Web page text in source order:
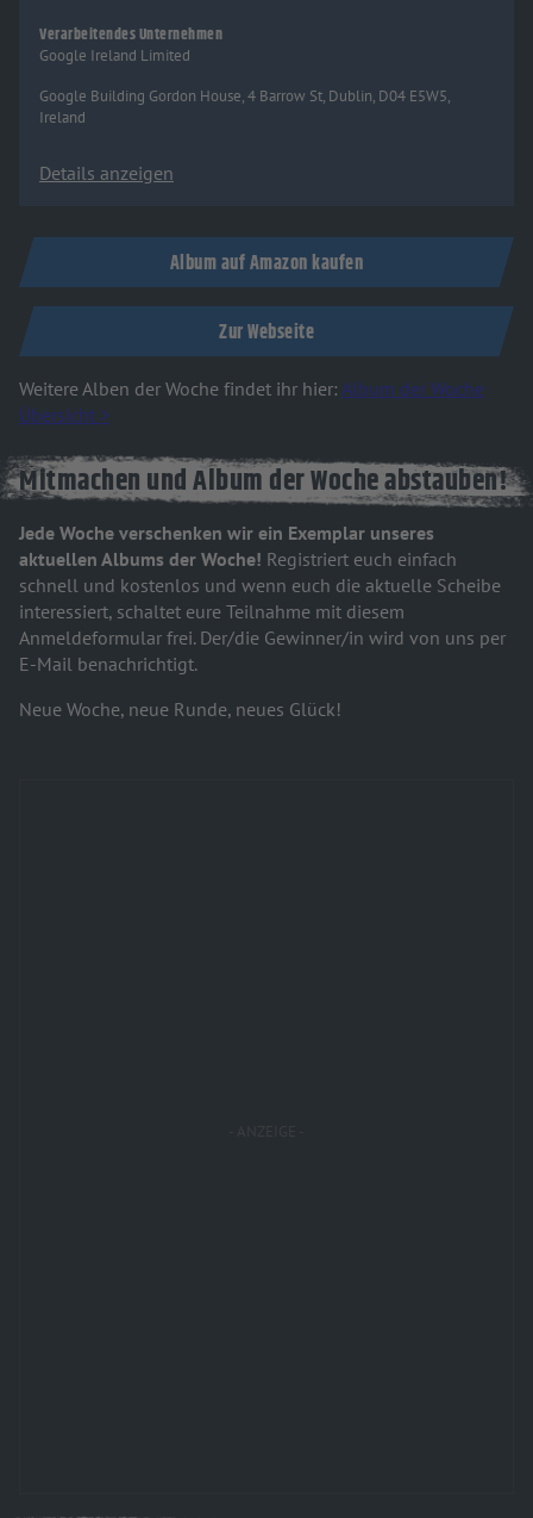
Verarbeitendes Unternehmen
Google Ireland Limited
Google Building Gordon House, 4 Barrow St, Dublin, D04 E5W5,
Ireland
Details anzeigen
Album auf Amazon kaufen
Zur Webseite
Weitere Alben der Woche findet ihr hier: Album der Woche
Übersicht >
Mitmachen und Album der Woche abstauben!
Jede Woche verschenken wir ein Exemplar unseres
aktuellen Albums der Woche! Registriert euch einfach
schnell und kostenlos und wenn euch die aktuelle Scheibe
interessiert, schaltet eure Teilnahme mit diesem
Anmeldeformular frei. Der/die Gewinner/in wird von uns per
E-Mail benachrichtigt.
Neue Woche, neue Runde, neues Glück!